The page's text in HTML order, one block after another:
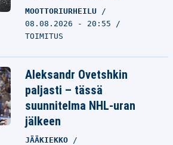
MOOTTORIURHEILU
08.08.2026 - 20:55
TOIMITUS
Aleksandr Ovetshkin
paljasti – tässä
suunnitelma NHL-uran
jälkeen
JÄÄKIEKKO